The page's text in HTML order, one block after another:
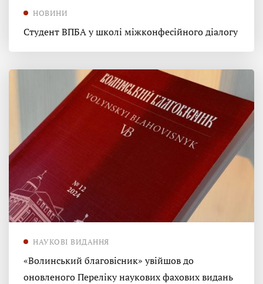
НОВИНИ
Студент ВПБА у школі міжконфесійного діалогу
НАУКОВІ ВИДАННЯ
«Волинський благовісник» увійшов до
оновленого Переліку наукових фахових видань